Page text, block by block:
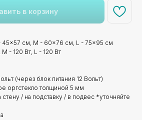
в корзину
- 45x57 см, M - 60x76 см, L - 75x95 см
M - 120 Вт, L - 120 Вт
(через блок питания 12 Вольт)
оргстекло толщиной 5 мм
стену / на подставку / в подвес *уточняйте